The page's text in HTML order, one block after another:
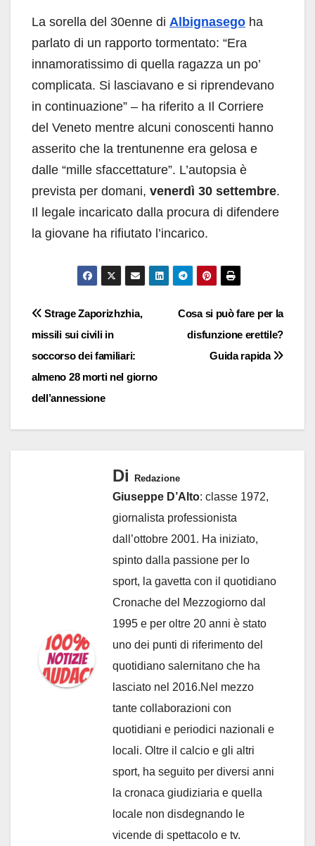
La sorella del 30enne di Albignasego ha
parlato di un rapporto tormentato: “Era
innamoratissimo di quella ragazza un po’
complicata. Si lasciavano e si riprendevano
in continuazione” – ha riferito a Il Corriere
del Veneto mentre alcuni conoscenti hanno
asserito che la trentunenne era gelosa e
dalle “mille sfaccettature”. L’autopsia è
prevista per domani, venerdì 30 settembre.
Il legale incaricato dalla procura di difendere
la giovane ha rifiutato l’incarico.
Navigazione
articoli
Cosa si può fare per la
disfunzione erettile?
Guida rapida
Strage Zaporizhzhia,
missili sui civili in
soccorso dei familiari:
almeno 28 morti nel giorno
dell’annessione
Di Redazione
Giuseppe D’Alto: classe 1972,
giornalista professionista
dall’ottobre 2001. Ha iniziato,
spinto dalla passione per lo
sport, la gavetta con il quotidiano
Cronache del Mezzogiorno dal
1995 e per oltre 20 anni è stato
uno dei punti di riferimento del
quotidiano salernitano che ha
lasciato nel 2016.Nel mezzo
tante collaborazioni con
quotidiani e periodici nazionali e
locali. Oltre il calcio e gli altri
sport, ha seguito per diversi anni
la cronaca giudiziaria e quella
locale non disdegnando le
vicende di spettacolo e tv.